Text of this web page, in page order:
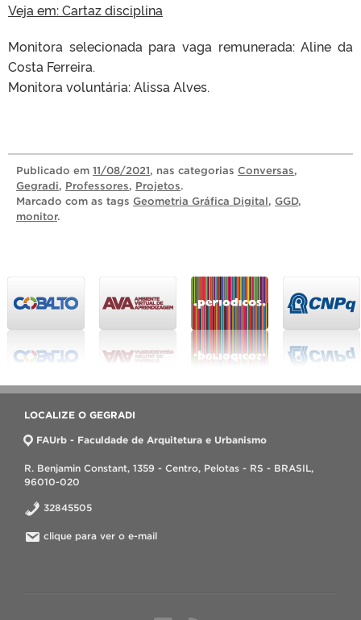
Veja em: Cartaz disciplina
Monitora selecionada para vaga remunerada: Aline da
Costa Ferreira.
Monitora voluntária: Alissa Alves.
Publicado em 11/08/2021, nas categorias Conversas,
Gegradi, Professores, Projetos.
Marcado com as tags Geometria Gráfica Digital, GGD,
monitor.
LOCALIZE O GEGRADI
FAUrb - Faculdade de Arquitetura e Urbanismo
R. Benjamin Constant, 1359 - Centro, Pelotas - RS - BRASIL,
96010-020
32845505
clique para ver o e-mail